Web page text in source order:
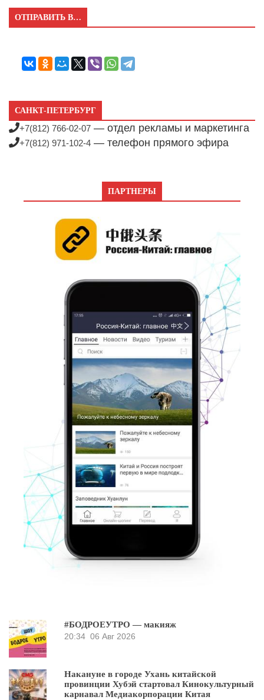
ОТПРАВИТЬ В…
САНКТ-ПЕТЕРБУРГ
+7(812) 766-02-07 — отдел рекламы и маркетинга
+7(812) 971-102-4 — телефон прямого эфира
ПАРТНЕРЫ
#БОДРОЕУТРО — макияж
20:34 06 Авг 2026
Накануне в городе Ухань китайской
провинции Хубэй стартовал Кинокультурный
карнавал Медиакорпорации Китая